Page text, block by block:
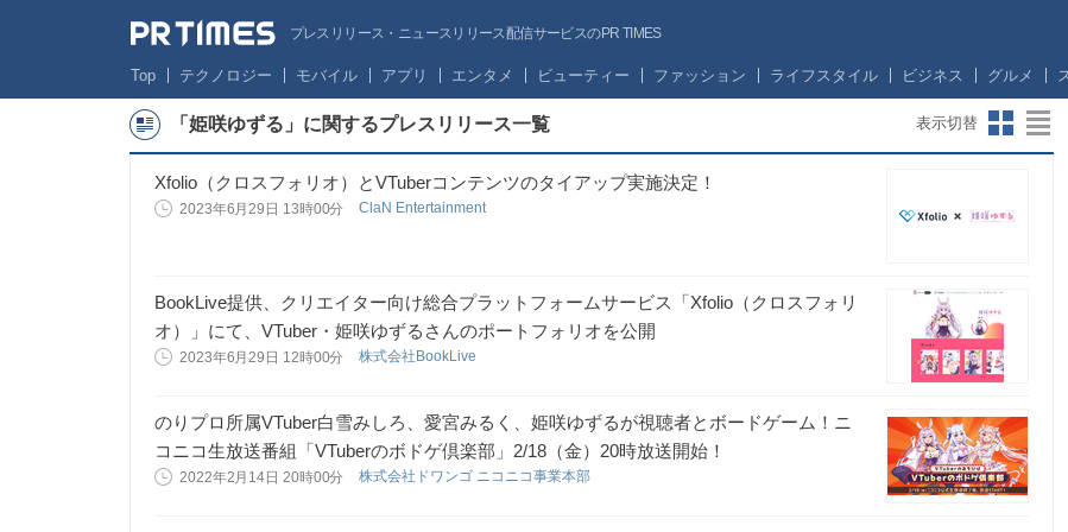
プレスリリース・ニュースリリース配信サービスのPR TIMES
Top テクノロジー モバイル アプリ エンタメ ビューティー ファッション ライフスタイル ビジネス グルメ
「姫咲ゆずる」に関するプレスリリース一覧 表示切替
Xfolio（クロスフォリオ）とVTuberコンテンツのタイアップ実施決定！
2023年6月29日 13時00分 ClaN Entertainment
BookLive提供、クリエイター向け総合プラットフォームサービス「Xfolio（クロスフォリ
オ）」にて、VTuber・姫咲ゆずるさんのポートフォリオを公開
2023年6月29日 12時00分 株式会社BookLive
のりプロ所属VTuber白雪みしろ、愛宮みるく、姫咲ゆずるが視聴者とボードゲーム！ニ
コニコ生放送番組「VTuberのボドゲ倶楽部」2/18（金）20時放送開始！
2022年2月14日 20時00分 株式会社ドワンゴ ニコニコ事業本部